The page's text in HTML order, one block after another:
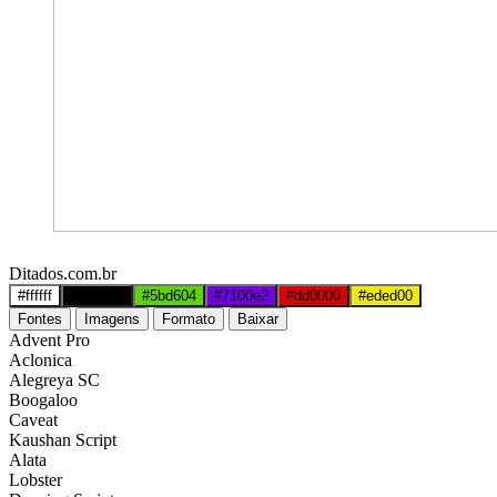
Ditados.com.br
#ffffff #5bd604 #7100e2 #dd0000
#eded00
Fontes
Imagens Formato Baixar
Advent Pro
Aclonica
Alegreya SC
Boogaloo
Caveat
Kaushan Script
Alata
Lobster